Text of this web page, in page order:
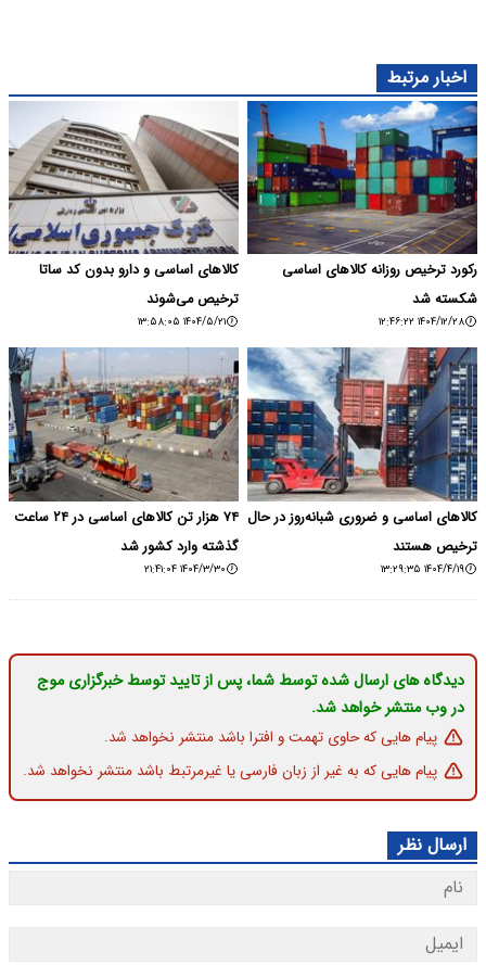
اخبار مرتبط
رکورد ترخیص روزانه کالاهای اساسی
شکسته شد
۱۴۰۴/۱۲/۲۸ ۱۲:۴۶:۲۲
کالاهای اساسی و دارو بدون کد ساتا
ترخیص می‌شوند
۱۴۰۴/۵/۲۱ ۱۳:۵۸:۰۵
کالاهای اساسی و ضروری شبانه‌روز در حال
ترخیص هستند
۱۴۰۴/۴/۱۹ ۱۳:۲۹:۳۵
۷۴ هزار تن کالاهای اساسی در ۲۴ ساعت
گذشته وارد کشور شد
۱۴۰۴/۳/۳۰ ۲۱:۴۱:۰۴
دیدگاه های ارسال شده توسط شما، پس از تایید توسط خبرگزاری موج
در وب منتشر خواهد شد.
پیام هایی که حاوی تهمت و افترا باشد منتشر نخواهد شد.
پیام هایی که به غیر از زبان فارسی یا غیرمرتبط باشد منتشر نخواهد شد.
ارسال نظر